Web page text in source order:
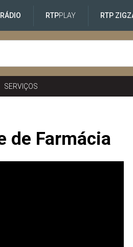
RÁDIO RTPPLAY RTP
SERVIÇOS
de Farmácia